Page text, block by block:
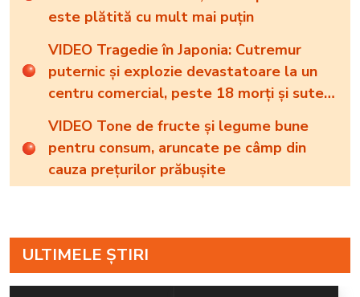
este plătită cu mult mai puțin
VIDEO Tragedie în Japonia: Cutremur
puternic și explozie devastatoare la un
centru comercial, peste 18 morți și sute
VIDEO Tone de fructe și legume bune
pentru consum, aruncate pe câmp din
cauza prețurilor prăbușite
ULTIMELE ȘTIRI